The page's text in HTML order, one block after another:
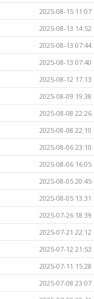
2025-08-15 11:07
2025-08-13 14:52
2025-08-13 07:44
2025-08-13 07:40
2025-08-12 17:13
2025-08-09 19:38
2025-08-08 22:26
2025-08-08 22:10
2025-08-06 23:10
2025-08-06 16:05
2025-08-05 20:45
2025-08-05 13:31
2025-07-26 18:39
2025-07-21 22:12
2025-07-12 21:53
2025-07-11 15:28
2025-07-08 23:07